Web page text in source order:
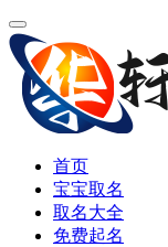
首页
宝宝取名
取名大全
免费起名